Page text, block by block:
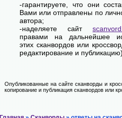
-гарантируете, что они
Вами или отправлены по
автора;
-наделяете сайт
правами на дальнейшее
этих сканвордов или
редактирование и
Опубликованные на сайте сканворды и
копирование и публикация сканвордов или